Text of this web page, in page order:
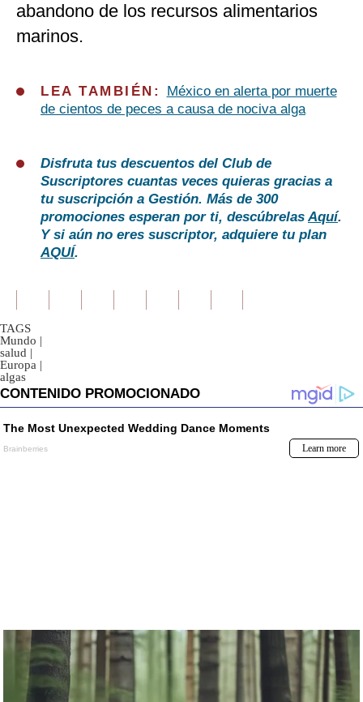
abandono de los recursos alimentarios
marinos.
LEA TAMBIÉN:
México en alerta por muerte
de cientos de peces a causa de nociva alga
Disfruta tus descuentos del Club de
Suscriptores cuantas veces quieras gracias a
tu suscripción a Gestión. Más de 300
promociones esperan por ti, descúbrelasAquí.
Y si aún no eres suscriptor, adquiere tu plan
AQUÍ.
TAGS
Mundo |
salud |
Europa |
algas